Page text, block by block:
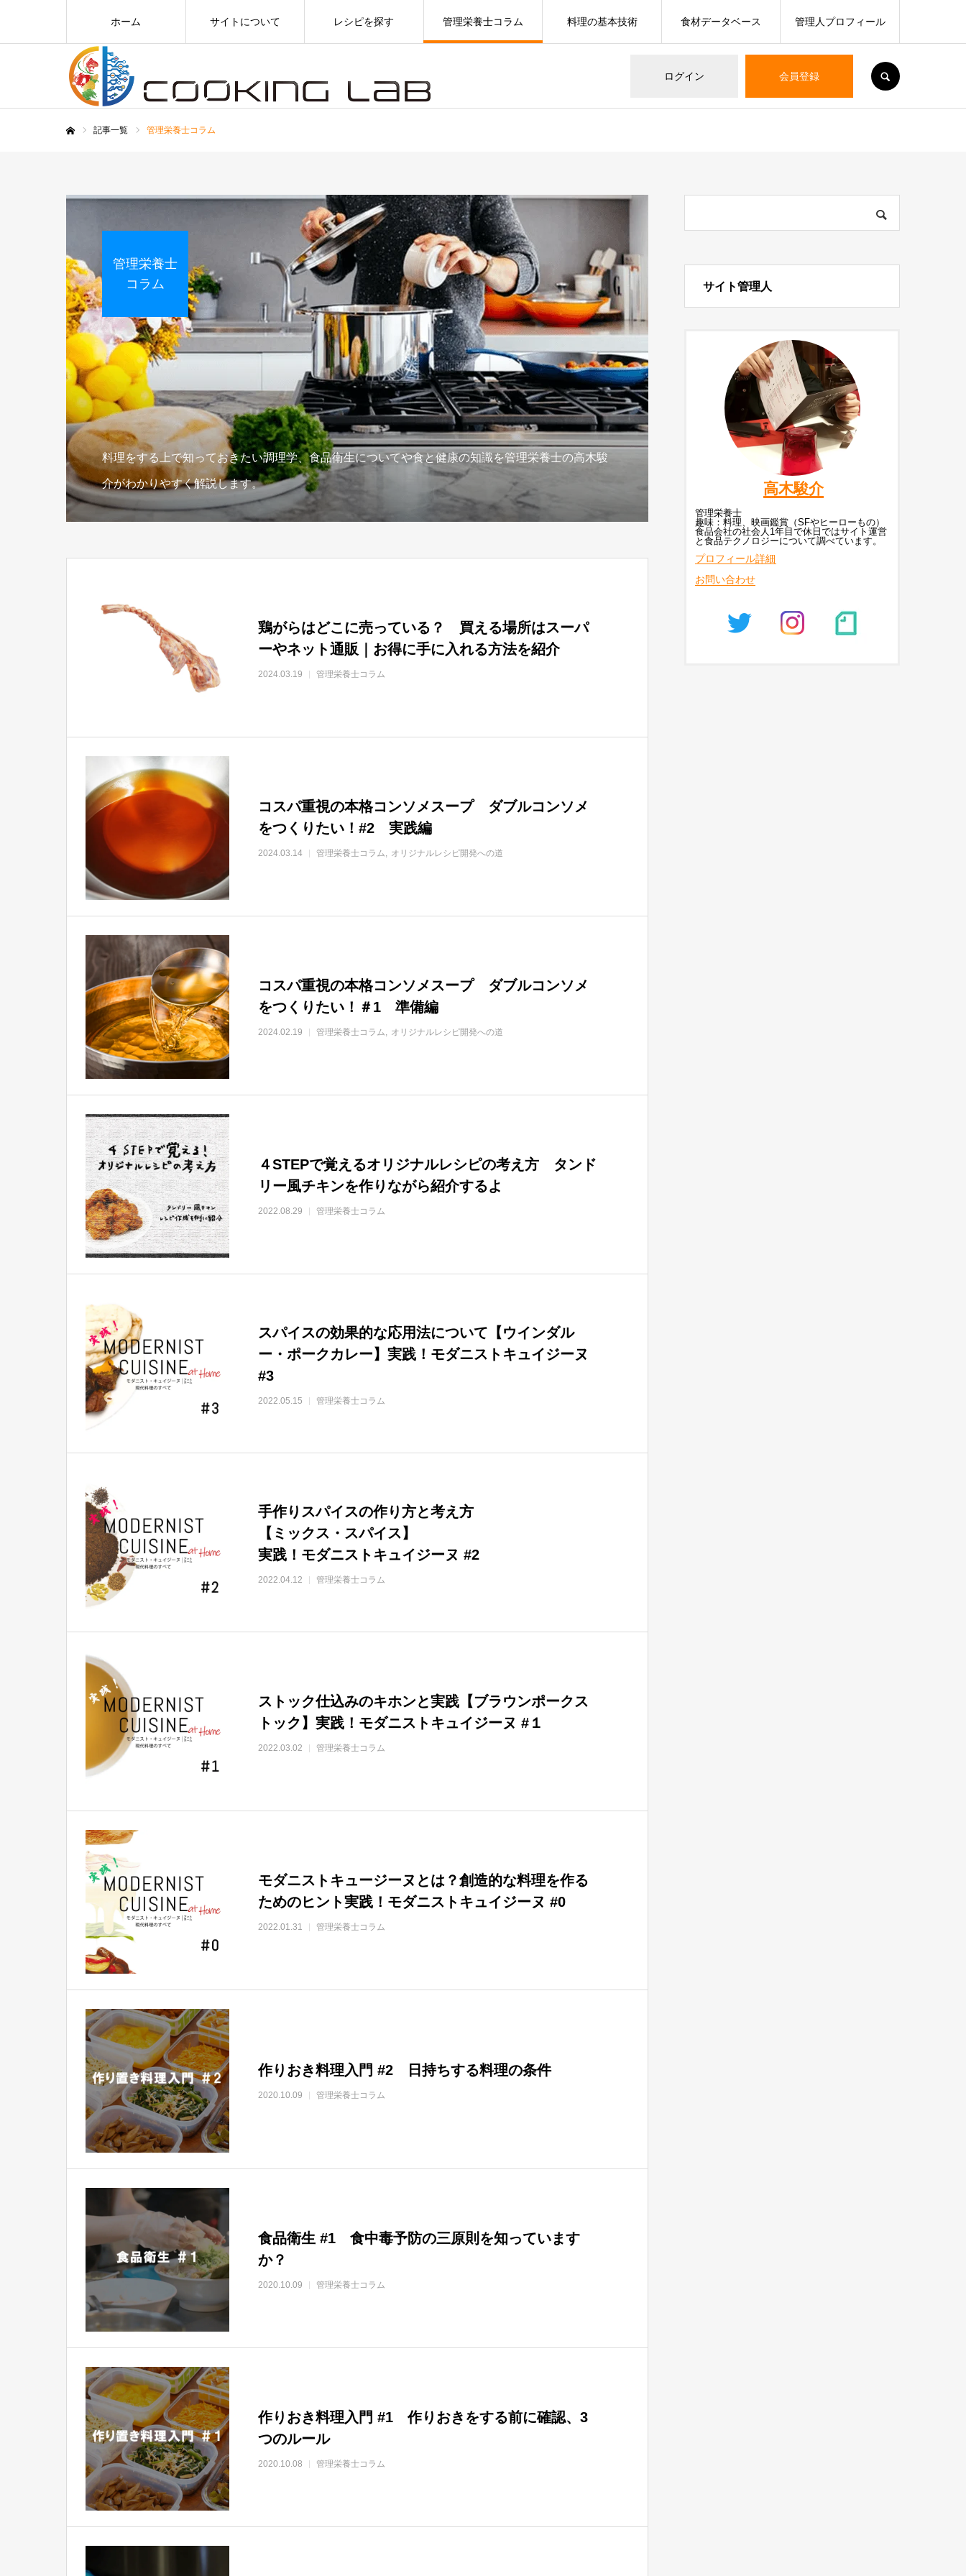
ログイン 会員登録
ホーム サイトについて レシピを探す 管理栄養士コラム 料理の基本技術 食材データベース 管理人プロフィール
記事一覧 管理栄養士コラム
管理栄養士
コラム
料理をする上で知っておきたい調理学、食品衛生についてや食と健康の知識を管理栄養士の高木駿
介がわかりやすく解説します。
鶏がらはどこに売っている？ 買える場所はスーパ
ーやネット通販｜お得に手に入れる方法を紹介
2024.03.19 管理栄養士コラム
コスパ重視の本格コンソメスープ ダブルコンソメ
をつくりたい！#2 実践編
2024.03.14 管理栄養士コラム オリジナルレシピ開発への道
コスパ重視の本格コンソメスープ ダブルコンソメ
をつくりたい！＃1 準備編
2024.02.19 管理栄養士コラム オリジナルレシピ開発への道
４STEPで覚えるオリジナルレシピの考え方 タンド
リー風チキンを作りながら紹介するよ
2022.08.29 管理栄養士コラム
スパイスの効果的な応用法について【ウインダル
ー・ポークカレー】実践！モダニストキュイジーヌ
#3
2022.05.15 管理栄養士コラム
手作りスパイスの作り方と考え方
【ミックス・スパイス】
実践！モダニストキュイジーヌ #2
2022.04.12 管理栄養士コラム
ストック仕込みのキホンと実践【ブラウンポークス
トック】実践！モダニストキュイジーヌ #１
2022.03.02 管理栄養士コラム
モダニストキュージーヌとは？創造的な料理を作る
ためのヒント実践！モダニストキュイジーヌ #0
2022.01.31 管理栄養士コラム
作りおき料理入門 #2 日持ちする料理の条件
2020.10.09 管理栄養士コラム
食品衛生 #1 食中毒予防の三原則を知っています
か？
2020.10.09 管理栄養士コラム
作りおき料理入門 #1 作りおきをする前に確認、3
つのルール
2020.10.08 管理栄養士コラム
サイト管理人
高木駿介
管理栄養士
趣味：料理、映画鑑賞（SFやヒーローもの）
食品会社の社会人1年目で休日ではサイト運営
と食品テクノロジーについて調べています。
プロフィール詳細
お問い合わせ